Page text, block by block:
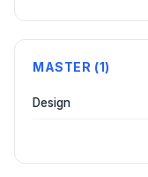
MASTER (1)
Design